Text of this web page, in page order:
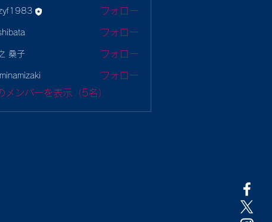
フォロー
フォロー
桑子 フォロー
フォロー
メンバーを表示（5名）